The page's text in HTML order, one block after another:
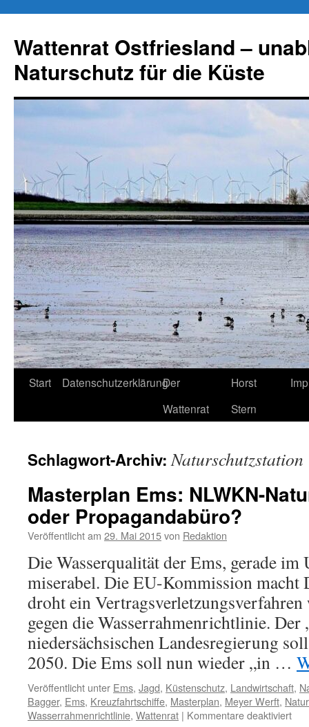
springen
Wattenrat Ostfriesland –
Naturschutz für die Küste
Start DatenschutzerklärungDer
Wattenrat
Horst
Stern
Schlagwort-Archiv:Naturschutzstation
Masterplan Ems: NLWKN-
oder Propagandabüro?
Veröffentlicht am 29. Mai 2015von Redaktion
Die Wasserqualität der Ems, gerade im
miserabel. Die EU-Kommission macht
droht ein Vertragsverletzungsverfahren
gegen die Wasserrahmenrichtlinie. Der
niedersächsischen Landesregierung
2050. Die Ems soll nun wieder „in …
Veröffentlicht unter Ems, Jagd, Küstenschutz, Landwirtschaft,
Bagger, Ems, Kreuzfahrtschiffe, Masterplan, Meyer Werft,
Wasserrahmenrichtlinie, Wattenrat | Kommentare deaktiviertfür